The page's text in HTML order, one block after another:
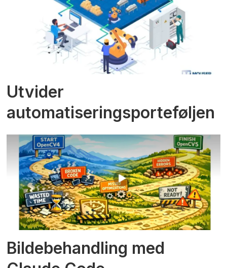
Utvider
automatiseringsporteføljen
Bildebehandling med